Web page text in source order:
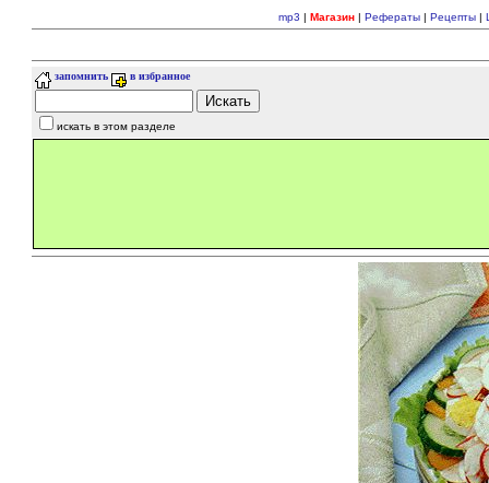
mp3 | Магазин| Рефераты| Рецепты|
запомнить в избранное
искать в этом разделе